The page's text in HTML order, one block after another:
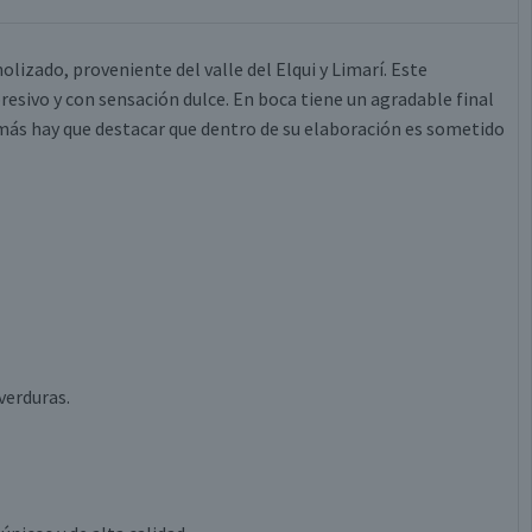
proveniente del valle del Elqui y Limarí. Este
y con sensación dulce. En boca tiene un agradable final
hay que destacar que dentro de su elaboración es sometido